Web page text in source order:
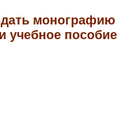
монографию
учебное пособие